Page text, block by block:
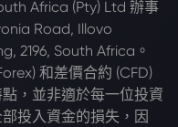
Africa (Pty) Ltd 辦事
Road, Illovo
2196, South Africa。
和差價合約 (CFD)
，並非適於每一位投資
投入資金的損失，因